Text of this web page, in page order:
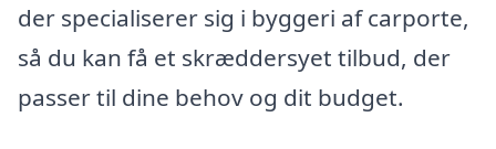
der specialiserer sig i byggeri af carporte,
så du kan få et skræddersyet tilbud, der
passer til dine behov og dit budget.